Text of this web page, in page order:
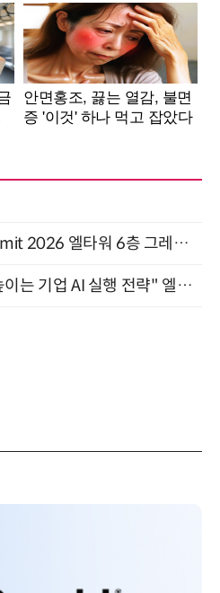
Next AI & Big Data Summit 2026 엘타워 6층 그레이스홀 개최 (9/18)
"AI ROI 시대, 투자 성과 높이는 기업 AI 실행 전략" 엘타워 6층 (9월 18일)